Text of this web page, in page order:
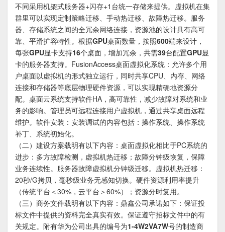
不同采用机架式服务器+闪存+1台统一存储来提供。虚拟机在集
群里可以实现定制策略迁移、手动热迁移、故障热迁移。服务
器、存储系统之间的全冗余网络连接，资源池的设计具有高可
靠、平滑扩容特性。 根据GPU桌面数量，按照600端来设计，
每张GPU显卡支持16个桌面，增加冗余，共需39台配置GPU显
卡的服务器支持。 FusionAccess桌面虚拟化系统：允许多个用
户桌面以虚拟机的形式独立运行，同时共享CPU、内存、网络
连接和存储器等底层物理硬件资源，可以实现精确地资源分
配。桌面云系统支持软件HA，高可靠性，减少故障对系统和业
务的影响。管理员可远程连接用户虚拟机，通过共享桌面远程
维护。软件安装：安装调试的内容包括：操作系统、操作系统
补丁、系统初始化。
（二）建设方案载明有以下内容：桌面虚拟化相比于PC系统的
进步：多方故障检测，虚拟机热迁移；故障分钟级恢复，保障
业务连续性。服务器故障虚拟机分钟级迁移。虚拟机热迁移：
20秒/G拷贝，毫秒级业务无感知切换。硬件资源利用率提升
（传统平台＜30%，云平台＞60%）；资源分时复用。
（三）商务文件载明有以下内容：鼎鑫公司承诺如下：保证投
标文件中提供的资料完全真实有效。保证遵守招标文件中的有
关规定。 附有华为公司出具的编号为1-4W2VA7W号的制造商